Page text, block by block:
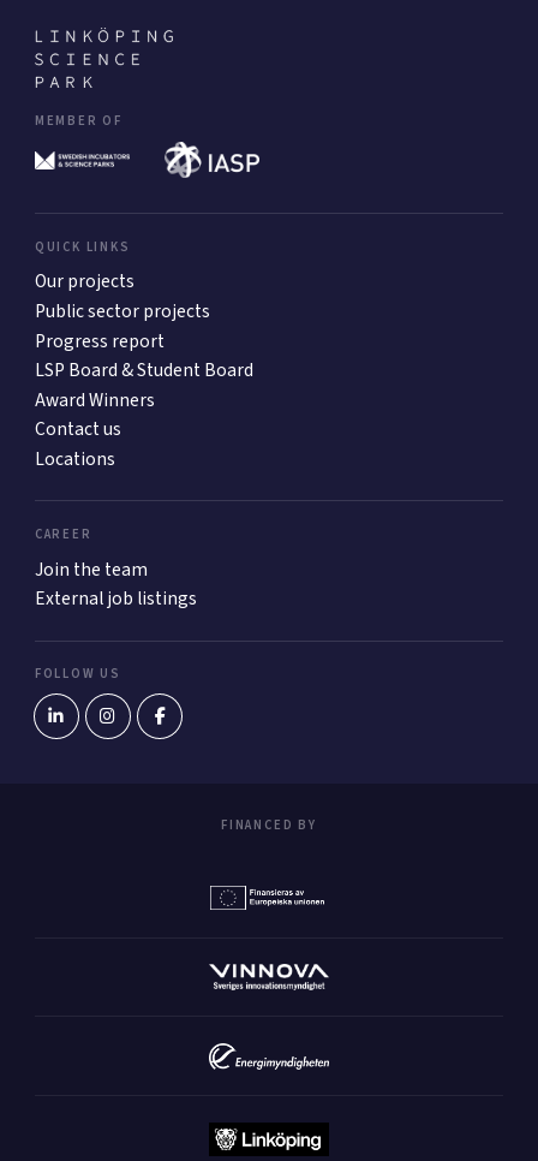
MEMBER OF
QUICK LINKS
Our projects
Public sector projects
Progress report
LSP Board & Student Board
Award Winners
Contact us
Locations
CAREER
Join the team
External job listings
FOLLOW US
FINANCED BY